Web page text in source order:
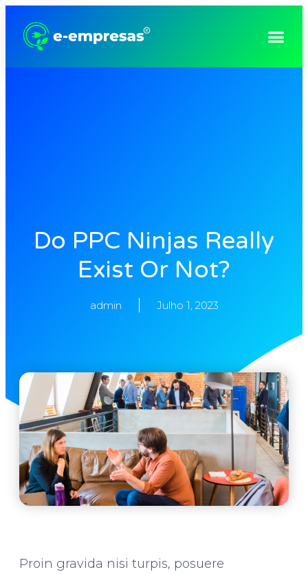
Do PPC Ninjas Really
Exist Or Not?
admin Julho 1, 2023
Proin gravida nisi turpis, posuere